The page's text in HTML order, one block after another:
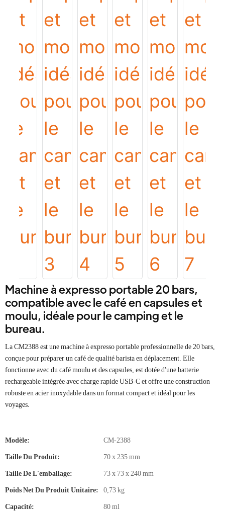
Machine à expresso portable 20 bars,
compatible avec le café en capsules et
moulu, idéale pour le camping et le
bureau.
La CM2388 est une machine à expresso portable professionnelle de 20 bars,
conçue pour préparer un café de qualité barista en déplacement. Elle
fonctionne avec du café moulu et des capsules, est dotée d'une batterie
rechargeable intégrée avec charge rapide USB-C et offre une construction
robuste en acier inoxydable dans un format compact et idéal pour les
voyages.
Modèle: CM-2388
Taille Du Produit: 70 x 235 mm
Taille De L'emballage: 73 x 73 x 240 mm
Poids Net Du Produit Unitaire: 0,73 kg
Capacité: 80 ml